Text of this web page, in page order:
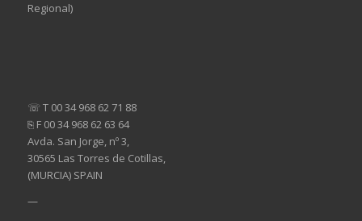
Regional)
☏ T 00 34 968 62 71 88
⎘ F 00 34 968 62 63 64
Avda. San Jorge, nº 3,
30565 Las Torres de Cotillas,
(MURCIA) SPAIN
—